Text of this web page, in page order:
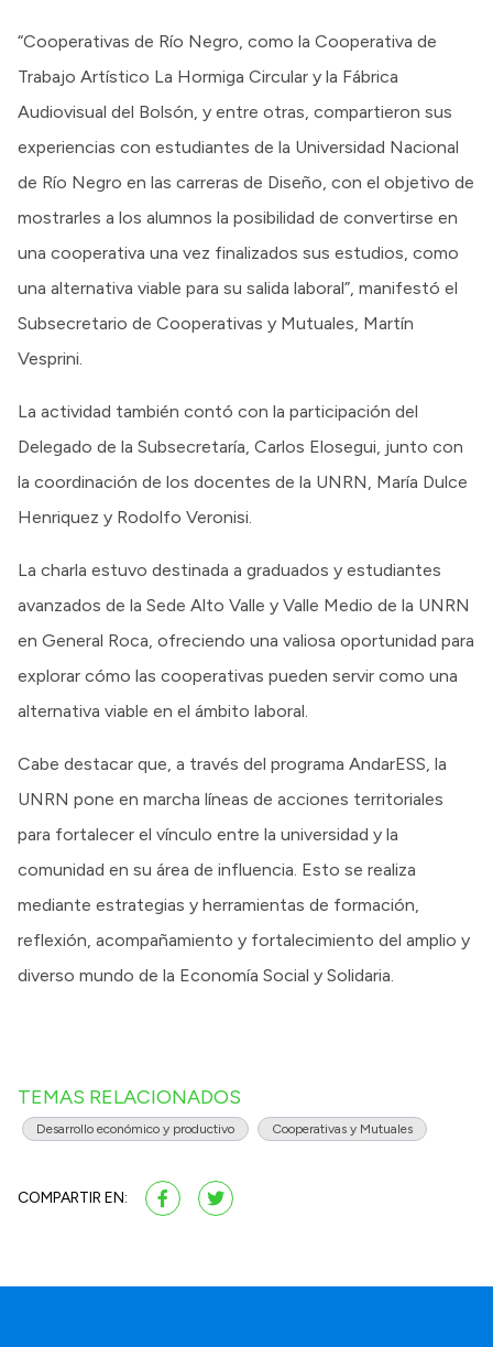
“Cooperativas de Río Negro, como la Cooperativa de
Trabajo Artístico La Hormiga Circular y la Fábrica
Audiovisual del Bolsón, y entre otras, compartieron sus
experiencias con estudiantes de la Universidad Nacional
de Río Negro en las carreras de Diseño, con el objetivo de
mostrarles a los alumnos la posibilidad de convertirse en
una cooperativa una vez finalizados sus estudios, como
una alternativa viable para su salida laboral”, manifestó el
Subsecretario de Cooperativas y Mutuales, Martín
Vesprini.
La actividad también contó con la participación del
Delegado de la Subsecretaría, Carlos Elosegui, junto con
la coordinación de los docentes de la UNRN, María Dulce
Henriquez y Rodolfo Veronisi.
La charla estuvo destinada a graduados y estudiantes
avanzados de la Sede Alto Valle y Valle Medio de la UNRN
en General Roca, ofreciendo una valiosa oportunidad para
explorar cómo las cooperativas pueden servir como una
alternativa viable en el ámbito laboral.
Cabe destacar que, a través del programa AndarESS, la
UNRN pone en marcha líneas de acciones territoriales
para fortalecer el vínculo entre la universidad y la
comunidad en su área de influencia. Esto se realiza
mediante estrategias y herramientas de formación,
reflexión, acompañamiento y fortalecimiento del amplio y
diverso mundo de la Economía Social y Solidaria.
TEMAS RELACIONADOS
Desarrollo económico y productivo Cooperativas y Mutuales
COMPARTIR EN: